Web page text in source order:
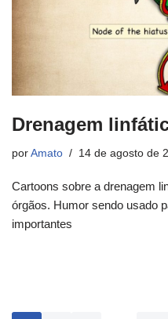
Drenagem
por Amato 14 de agosto de
Cartoons sobre a drenagem
órgãos. Humor sendo usado
importantes